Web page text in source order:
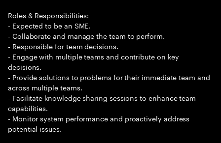
Roles & Responsibilities:
- Expected to be an SME.
- Collaborate and manage the team to perform.
- Responsible for team decisions.
- Engage with multiple teams and contribute on key
decisions.
- Provide solutions to problems for their immediate team and
across multiple teams.
- Facilitate knowledge sharing sessions to enhance team
capabilities.
- Monitor system performance and proactively address
potential issues.